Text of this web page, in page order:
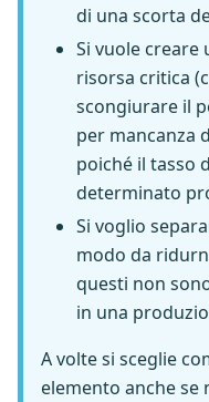
di una scorta
Si vuole creare
risorsa critica
scongiurare il
per mancanza
poiché il tasso
determinato
Si voglio
modo da
questi non
in una
A volte si sceglie
elemento anche se